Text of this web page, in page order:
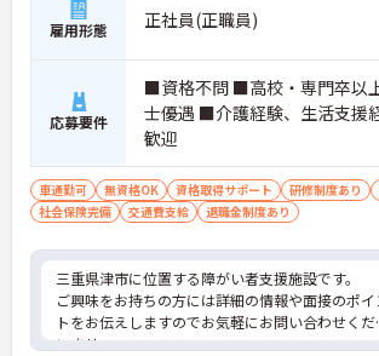
のＯＪＴ研修を実施し、ｅラーニングを用いた学習
の機会も提供されます
・施設内には看護師が24時間常駐しており、急
の対応や専門的な医療処置は看護師が担当するため
負担が減ります
・介護スタッフと看護スタッフの比率が1対1で
しやすく、初任者研修や実務者研修からでも着実に
専門性を高められます
＜残業月7時間以下で身体の負担を軽減！＞
・常勤で働くスタッフの比率が90パーセント以
高く、急なシフト変更や無理な長時間勤務が発生し
にくい人員体制です
・訪問スケジュールに沿って施設内でのケアを行う
ため、月平均の残業時間は5時間から7時間程度と
なり少なめに抑えられます
・夜勤明けの翌日は原則としてお休みとなるシフ
雇用形態 正社員(正職員)
応募要件
■資格不問 ■高校・専門卒以
士優遇 ■介護経験、生活支援
歓迎
車通勤可 無資格OK 資格取得サポート 研修制度あり
社会保険完備
交通費支給 退職金制度あり
三重県津市に位置する障がい者支援施設です。
ご興味をお持ちの方には詳細の情報や面接のポイ
トをお伝えしますのでお気軽にお問い合わせくだ
いませ。